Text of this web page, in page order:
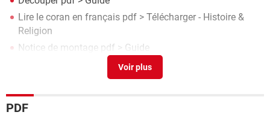
Lire le coran en français pdf > Télécharger - Histoire &
Religion
Notice de montage pdf > Guide
> Télécharger - Utilitaires
PDF